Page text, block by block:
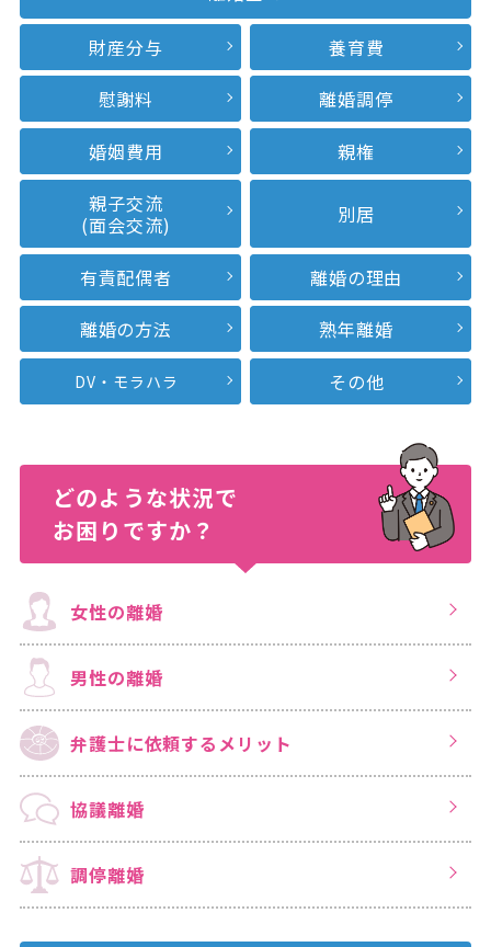
財産分与
養育費
慰謝料
離婚調停
婚姻費用
親権
親子交流
(面会交流)
別居
有責配偶者
離婚の理由
離婚の方法
熟年離婚
DV・モラハラ その他
どのような状況で
お困りですか？
女性の離婚
男性の離婚
弁護士に依頼するメリット
協議離婚
調停離婚